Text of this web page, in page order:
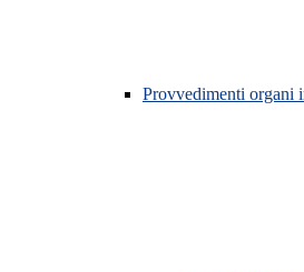
Provvedimenti organi